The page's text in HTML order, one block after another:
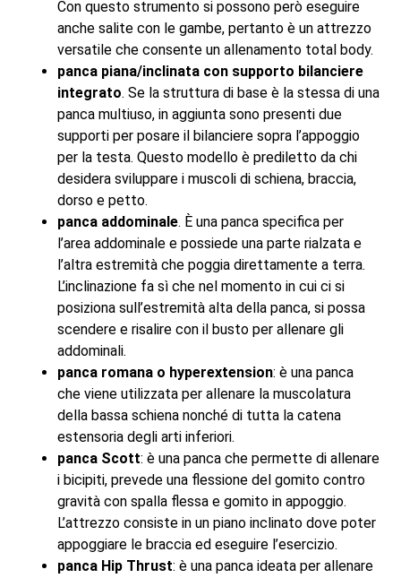
Con questo strumento si possono però eseguire
anche salite con le gambe, pertanto è un attrezzo
versatile che consente un allenamento total body.
panca piana/inclinata con supporto bilanciere
integrato. Se la struttura di base è la stessa di una
panca multiuso, in aggiunta sono presenti due
supporti per posare il bilanciere sopra l’appoggio
per la testa. Questo modello è prediletto da chi
desidera sviluppare i muscoli di schiena, braccia,
dorso e petto.
panca addominale. È una panca specifica per
l’area addominale e possiede una parte rialzata e
l’altra estremità che poggia direttamente a terra.
L’inclinazione fa sì che nel momento in cui ci si
posiziona sull’estremità alta della panca, si possa
scendere e risalire con il busto per allenare gli
addominali.
panca romana o hyperextension: è una panca
che viene utilizzata per allenare la muscolatura
della bassa schiena nonché di tutta la catena
estensoria degli arti inferiori.
panca Scott: è una panca che permette di allenare
i bicipiti, prevede una flessione del gomito contro
gravità con spalla flessa e gomito in appoggio.
L’attrezzo consiste in un piano inclinato dove poter
appoggiare le braccia ed eseguire l’esercizio.
panca Hip Thrust: è una panca ideata per allenare